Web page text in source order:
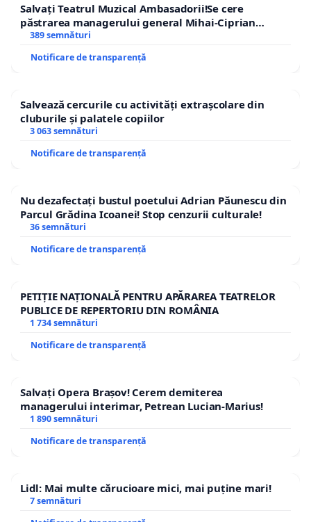
Salvați Teatrul Muzical Ambasadorii!Se cere
păstrarea managerului general Mihai-Ciprian
ROGOJAN
389 semnături
Notificare de transparență
Salvează cercurile cu activități extrașcolare din
cluburile și palatele copiilor
3 063 semnături
Notificare de transparență
Nu dezafectați bustul poetului Adrian Păunescu din
Parcul Grădina Icoanei! Stop cenzurii culturale!
36 semnături
Notificare de transparență
PETIȚIE NAȚIONALĂ PENTRU APĂRAREA TEATRELOR
PUBLICE DE REPERTORIU DIN ROMÂNIA
1 734 semnături
Notificare de transparență
Salvați Opera Brașov! Cerem demiterea
managerului interimar, Petrean Lucian-Marius!
1 890 semnături
Notificare de transparență
Lidl: Mai multe cărucioare mici, mai puține mari!
7 semnături